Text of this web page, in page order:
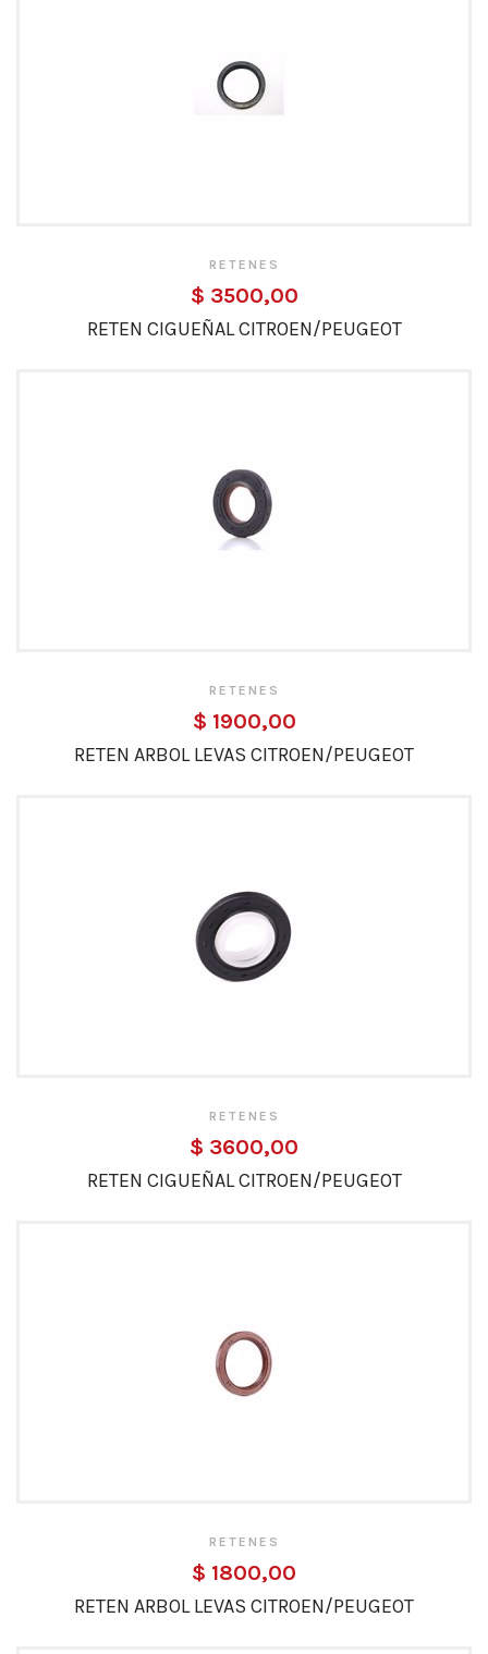
RETENES
$ 3500,00
RETEN CIGUEÑAL CITROEN/PEUGEOT
RETENES
$ 1900,00
RETEN ARBOL LEVAS CITROEN/PEUGEOT
RETENES
$ 3600,00
RETEN CIGUEÑAL CITROEN/PEUGEOT
RETENES
$ 1800,00
RETEN ARBOL LEVAS CITROEN/PEUGEOT